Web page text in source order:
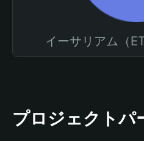
イーサリアム（
プロジェクトパ